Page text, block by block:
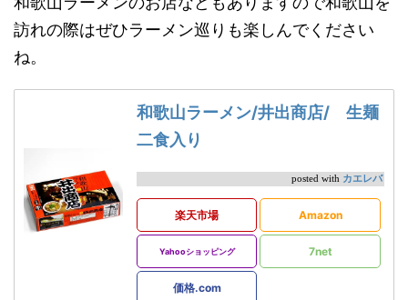
訪れの際はぜひラーメン巡りも楽しんでください
ね。
和歌山ラーメン/井出商店/ 生麺
二食入り
posted with カエレバ
楽天市場 Amazon
Yahooショッピング 7net
価格.com